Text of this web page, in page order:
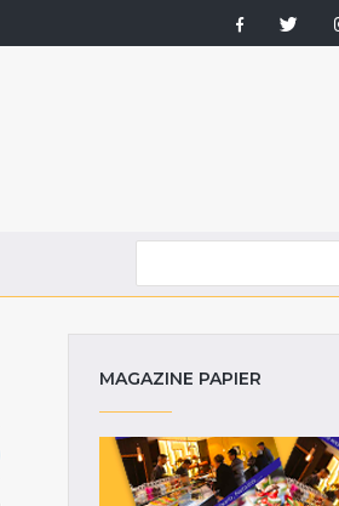
MAGAZINE PAPIER